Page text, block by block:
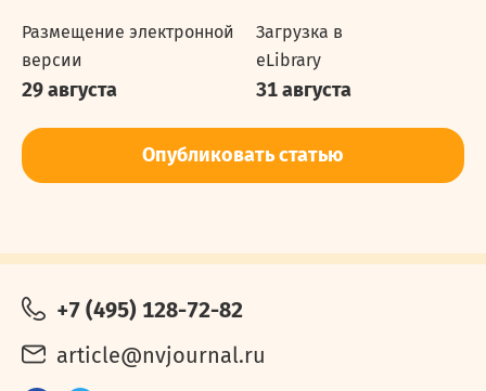
Размещение электронной
версии
29 августа
Загрузка в
eLibrary
31 августа
Опубликовать статью
+7 (495) 128-72-82
article@nvjournal.ru